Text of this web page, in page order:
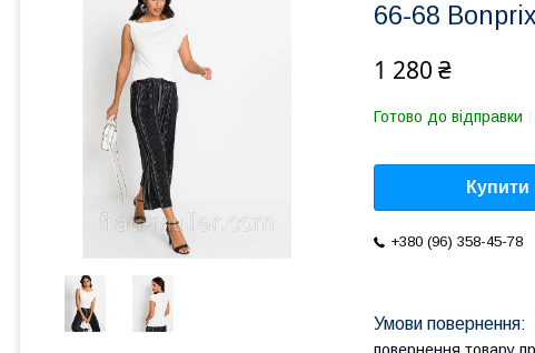
66-68
1 280 ₴
Готово до відправки
Купити
+380 (96) 358-45-78
повернення товару